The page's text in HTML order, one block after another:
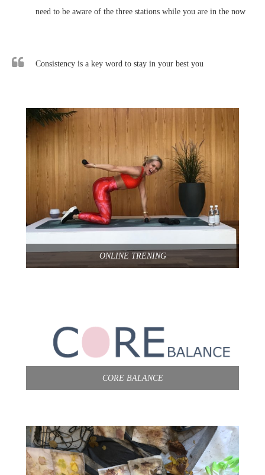
need to be aware of the three stations while you are in the now
Consistency is a key word to stay in your best you
ONLINE TRENING
CORE BALANCE